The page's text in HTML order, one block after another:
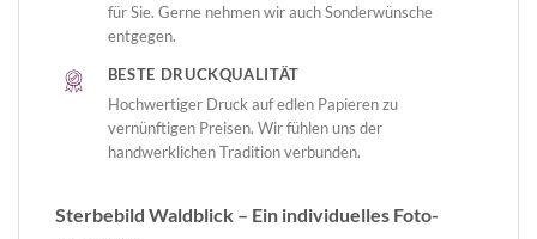
für Sie. Gerne nehmen wir auch Sonderwünsche
entgegen.
BESTE DRUCKQUALITÄT
Hochwertiger Druck auf edlen Papieren zu
vernünftigen Preisen. Wir fühlen uns der
handwerklichen Tradition verbunden.
Sterbebild Waldblick – Ein individuelles Foto-